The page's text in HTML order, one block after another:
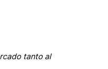
tanto al